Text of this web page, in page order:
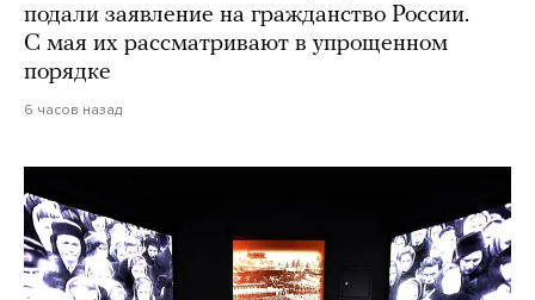
подали заявление на гражданство России.
С мая их рассматривают в упрощенном
порядке
6 часов назад